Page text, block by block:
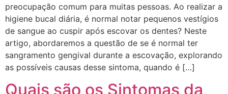
preocupação comum para muitas pessoas. Ao realizar a
higiene bucal diária, é normal notar pequenos vestígios
de sangue ao cuspir após escovar os dentes? Neste
artigo, abordaremos a questão de se é normal ter
sangramento gengival durante a escovação, explorando
as possíveis causas desse sintoma, quando é […]
Quais são os Sintomas da